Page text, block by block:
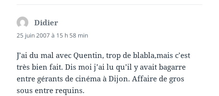
Didier
25 juin 2007 à 15 h 58 min
J’ai du mal avec Quentin, trop de blabla,mais c’est
très bien fait. Dis moi j’ai lu qu’il y avait bagarre
entre gérants de cinéma à Dijon. Affaire de gros
sous entre requins.